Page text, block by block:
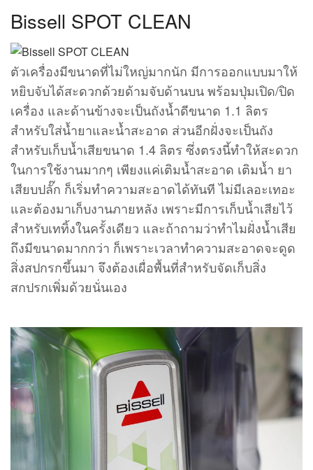
Bissell SPOT CLEAN
ตัวเครื่องมีขนาดที่ไม่ใหญ่มากนัก มีการออกแบบมาให้
หยิบจับได้สะดวกด้วยด้ามจับด้านบน พร้อมปุ่มเปิด/ปิด
เครื่อง และด้านข้างจะเป็นถังน้ำดีขนาด 1.1 ลิตร
สำหรับใส่น้ำยาและน้ำสะอาด ส่วนอีกฝั่งจะเป็นถัง
สำหรับเก็บน้ำเสียขนาด 1.4 ลิตร ซึ่งตรงนี้ทำให้สะดวก
ในการใช้งานมากๆ เพียงแค่เติมน้ำสะอาด เติมน้ำ ยา
เสียบปลั๊ก ก็เริ่มทำความสะอาดได้ทันที ไม่มีเลอะเทอะ
และต้องมาเก็บงานภายหลัง เพราะมีการเก็บน้ำเสียไว้
สำหรับเททิ้งในครั้งเดียว และถ้าถามว่าทำไมฝั่งน้ำเสีย
ถึงมีขนาดมากกว่า ก็เพราะเวลาทำความสะอาดจะดูด
สิ่งสปกรกขึ้นมา จึงต้องเผื่อพื้นที่สำหรับจัดเก็บสิ่ง
สกปรกเพิ่มด้วยนั่นเอง